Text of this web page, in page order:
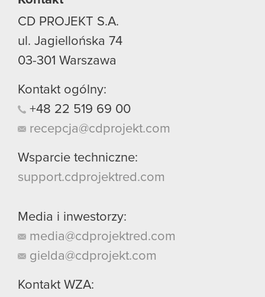
CD PROJEKT S.A.
ul. Jagiellońska 74
03-301 Warszawa
Kontakt ogólny:
+48 22 519 69 00
recepcja@cdprojekt.com
Wsparcie techniczne:
support.cdprojektred.com
Media i inwestorzy:
media@cdprojektred.com
gielda@cdprojekt.com
Kontakt WZA: